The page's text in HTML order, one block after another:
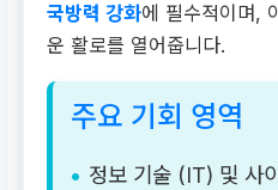
국방력 강화에 필수적이며,
운 활로를 열어줍니다.
주요 기회 영역
정보 기술 (IT) 및 사